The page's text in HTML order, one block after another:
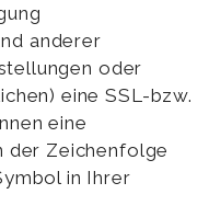
anderer
oder
eine SSL-bzw.
eine
der Zeichenfolge
in Ihrer